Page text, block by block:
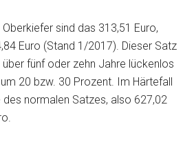
sind das 313,51 Euro,
Euro (Stand 1/2017). Dieser Satz
fünf oder zehn Jahre lückenlos
20 bzw. 30 Prozent. Im Härtefall
normalen Satzes, also 627,02